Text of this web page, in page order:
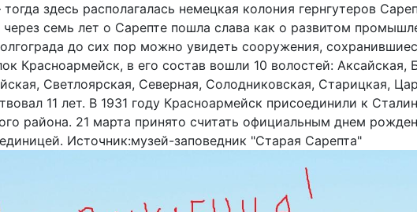
здесь располагалась немецкая колония гернгутеров
семь лет о Сарепте пошла слава как о развитом
до сих пор можно увидеть сооружения,
Красноармейск, в его состав вошли 10 волостей: Аксайская,
Светлоярская, Северная, Солодниковская, Старицкая,
11 лет. В 1931 году Красноармейск присоединили к
района. 21 марта принято считать официальным днем
Источник:музей-заповедник "Старая Сарепта"